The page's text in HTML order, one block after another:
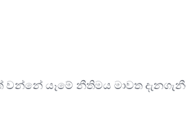
යෑමේ නීතිමය මාවත